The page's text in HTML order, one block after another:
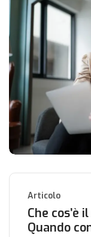
Articolo
Che cos’è
Quando